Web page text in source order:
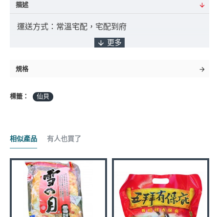
描述
運送方式：常溫宅配，宅配到府
付款方式：ATM轉帳 / 貨到付款 / 臨櫃匯款
*採匯款付款之客戶，商品將於確認入帳後3
到貨日期：於出貨日後3日至7日
規格
標籤： 仙貝
相似產品 有人也買了